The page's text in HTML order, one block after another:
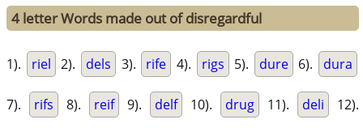
4 letter Words made out of disregardful
1). riel 2). dels 3). rife 4). rigs 5). dure 6). dura
7). rifs 8). reif 9). delf 10). drug 11). deli 12).